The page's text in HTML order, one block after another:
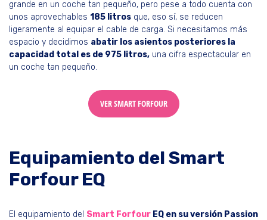
grande en un coche tan pequeño, pero pese a todo cuenta con
unos aprovechables 185 litros que, eso sí, se reducen
ligeramente al equipar el cable de carga. Si necesitamos más
espacio y decidimos abatir los asientos posteriores la
capacidad total es de 975 litros, una cifra espectacular en
un coche tan pequeño.
VER SMART FORFOUR
Equipamiento del Smart
Forfour EQ
El equipamiento del Smart Forfour EQ en su versión Passion